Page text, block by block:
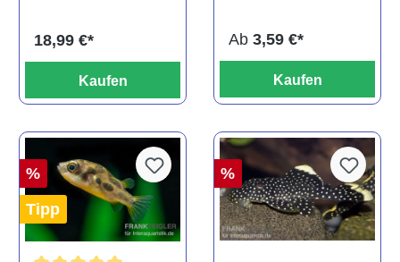
18,99 €*
Kaufen
Ab 3,59 €*
Kaufen
%
Tipp
%